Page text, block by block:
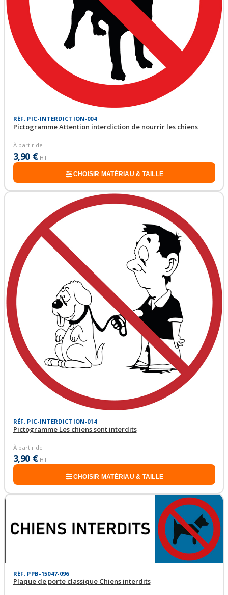
RÉF. PIC-INTERDICTION-004
Pictogramme Attention interdiction de nourrir les chiens
À partir de
3,90 € HT
CHOISIR MATÉRIAU & TAILLE
RÉF. PIC-INTERDICTION-014
Pictogramme Les chiens sont interdits
À partir de
3,90 € HT
CHOISIR MATÉRIAU & TAILLE
RÉF. PPB-15047-096
Plaque de porte classique Chiens interdits